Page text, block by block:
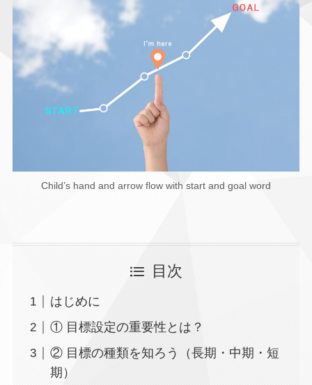
Child’s hand and arrow flow with start and goal word
目次
はじめに
① 目標設定の重要性とは？
② 目標の種類を知ろう（長期・中期・短
期）